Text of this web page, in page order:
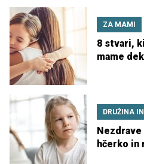
ZA MAMI
8 stvari,
mame
DRUŽINA
Nezdrave
hčerko in